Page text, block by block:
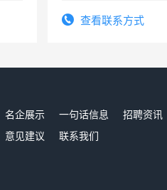
号同微信查看联系方式
名企展示 一句话信息 招聘资讯
意见建议 联系我们